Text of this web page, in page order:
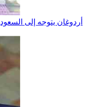
أردوغان يتوجه إلى